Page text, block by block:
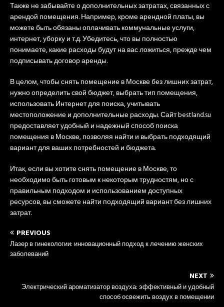
Также не забывайте о дополнительных затратах, связанных с
арендой помещения. Например, кроме арендной платы, вы
можете быть обязаны оплачивать коммунальные услуги,
интернет, уборку и т.д. Убедитесь, что вы полностью
понимаете, какие расходы будут на вас ложиться, прежде чем
подписывать договор аренды.
В целом, чтобы снять помещение в Москве без лишних затрат,
нужно определить свой бюджет, выбрать тип помещения,
использовать Интернет для поиска, учитывать
местоположение и дополнительные расходы. Сайт bestland.su
предоставляет удобный и надежный способ поиска
помещения в Москве, позволяя найти и выбрать подходящий
вариант для ваших потребностей и бюджета.
Итак, если вы хотите снять помещение в Москве, то
необходимо быть готовым к некоторым трудностям, но с
правильным подходом и использованием доступных
ресурсов, вы сможете найти подходящий вариант без лишних
затрат.
PREVIOUS
Лазер в гинекологии: инновационный подход к лечению женских
заболеваний
NEXT
Электрический ароматизатор воздуха: эффективный и удобный
способ освежить воздух в помещении